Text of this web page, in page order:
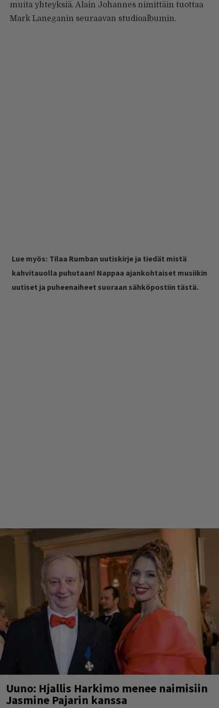
muita yhteyksiä. Alain Johannes nimittäin tuottaa
Mark Laneganin seuraavan studioalbumin.
Lue myös: Tilaa Rumban uutiskirje ja tiedät mistä
kahvitauolla puhutaan! Nappaa ajankohtaiset musiikin
uutiset ja puheenaiheet suoraan sähköpostiin tästä.
Uuno: Hjallis Harkimo menee naimisiin
Jasmine Pajarin kanssa